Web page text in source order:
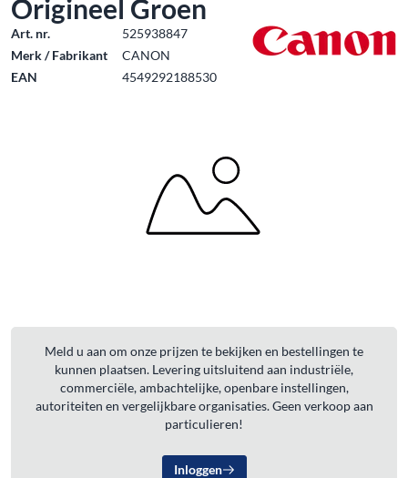
Origineel Groen
Art. nr.
525938847
Merk / Fabrikant
CANON
EAN
4549292188530
Meld u aan om onze prijzen te bekijken en bestellingen te
kunnen plaatsen. Levering uitsluitend aan industriële,
commerciële, ambachtelijke, openbare instellingen,
autoriteiten en vergelijkbare organisaties. Geen verkoop aan
particulieren!
Inloggen